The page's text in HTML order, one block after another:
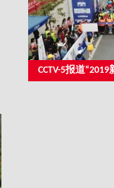
CCTV-5报道